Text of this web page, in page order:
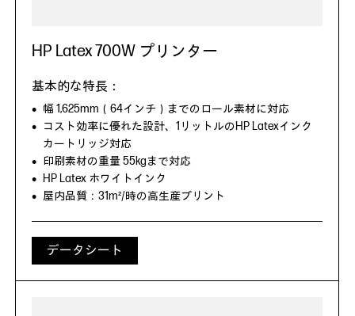
HP Latex 700W プリンター
幅 1,625mm（64インチ）までのロール素材に対応
コスト効率に優れた設計、1リットルのHP Latexインク
カートリッジ対応
印刷素材の重量 55kgまで対応
HP Latex ホワイトインク
屋内品質：31m²/時の高生産プリント
データシート